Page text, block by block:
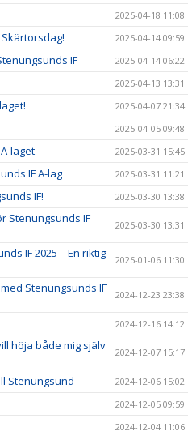
2025-04-18 11:08
2025-04-14 09:59
IF 2025-04-14 06:22
2025-04-13 13:31
2025-04-07 21:34
2025-04-05 09:48
laget 2025-03-31 15:45
IF A-lag 2025-03-31 11:21
IF! 2025-03-30 13:38
Stenungsunds IF
2025-03-30 13:31
IF 2025 – En riktig
2025-01-06 11:30
Stenungsunds IF
2024-12-23 23:38
2024-12-16 14:12
höja både mig själv
2024-12-07 15:17
Stenungsund 2024-12-06 15:02
2024-12-05 09:59
2024-12-04 11:06